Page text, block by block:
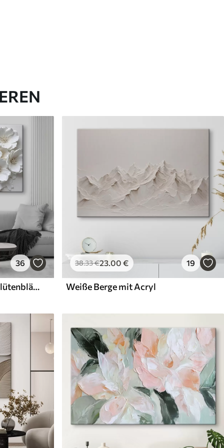
36
Weiße Blüten mit zarten Blütenblättern, angeordnet in einem wunderschönen Blumenmuster vor einem hellen Hintergrund
38.33€23.00 € 19
Weiße Berge mit Acryl